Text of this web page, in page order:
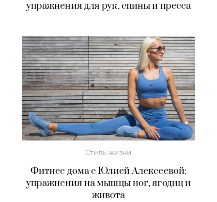
упражнения для рук, спины и пресса
Стиль жизни
Фитнес дома с Юлией Алексеевой:
упражнения на мышцы ног, ягодиц и
живота